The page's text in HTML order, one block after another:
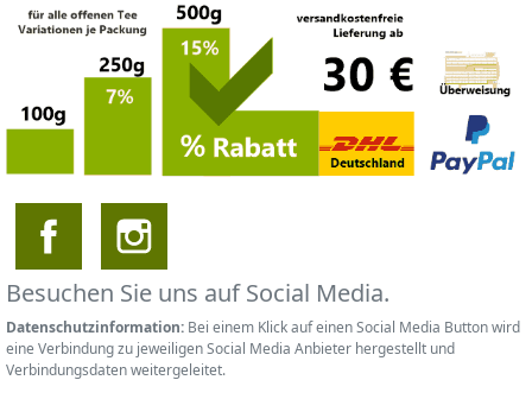
Besuchen Sie uns auf Social Media.
Datenschutzinformation: Bei einem Klick auf einen Social Media Button wird
eine Verbindung zu jeweiligen Social Media Anbieter hergestellt und
Verbindungsdaten weitergeleitet.